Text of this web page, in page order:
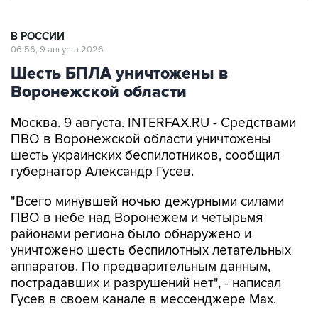
В РОССИИ
06:56, 9 августа 2026
Шесть БПЛА уничтожены в
Воронежской области
Москва. 9 августа. INTERFAX.RU - Средствами
ПВО в Воронежской области уничтожены
шесть украинских беспилотников, сообщил
губернатор Александр Гусев.
"Всего минувшей ночью дежурными силами
ПВО в небе над Воронежем и четырьмя
районами региона было обнаружено и
уничтожено шесть беспилотных летательных
аппаратов. По предварительным данным,
пострадавших и разрушений нет", - написал
Гусев в своем канале в мессенджере Max.